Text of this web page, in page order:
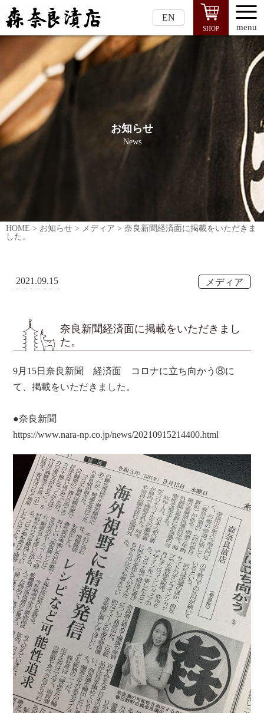
EN
SHOP menu
お知らせ
News
HOME > お知らせ > メディア > 奈良新聞経済面に掲載をいただきま
した。
2021.09.15 メディア
奈良新聞経済面に掲載をいただきまし
た。
9月15日奈良新聞 経済面 コロナに立ち向かう⑧に
て、掲載をいただきました。
●奈良新聞
https://www.nara-np.co.jp/news/20210915214400.html